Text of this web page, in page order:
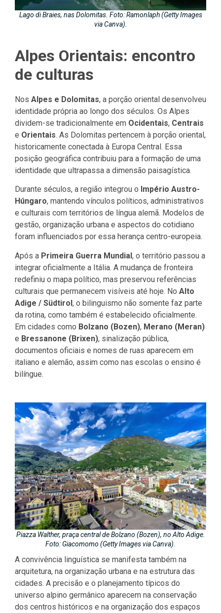
Lago di Braies, nas Dolomitas. Foto: Ramonlaph (Getty Images
via Canva).
Alpes Orientais: encontro
de culturas
Nos Alpes e Dolomitas, a porção oriental desenvolveu
identidade própria ao longo dos séculos. Os Alpes
dividem-se tradicionalmente em Ocidentais, Centrais
e Orientais. As Dolomitas pertencem à porção oriental,
historicamente conectada à Europa Central. Essa
posição geográfica contribuiu para a formação de uma
identidade que ultrapassa a dimensão paisagística.
Durante séculos, a região integrou o Império Austro-
Húngaro, mantendo vínculos políticos, administrativos
e culturais com territórios de língua alemã. Modelos de
gestão, organização urbana e aspectos do cotidiano
foram influenciados por essa herança centro-europeia.
Após a Primeira Guerra Mundial, o território passou a
integrar oficialmente a Itália. A mudança de fronteira
redefiniu o mapa político, mas preservou referências
culturais que permanecem visíveis até hoje. No Alto
Adige / Südtirol, o bilinguismo não somente faz parte
da rotina, como também é estabelecido oficialmente.
Em cidades como Bolzano (Bozen), Merano (Meran)
e Bressanone (Brixen), sinalização pública,
documentos oficiais e nomes de ruas aparecem em
italiano e alemão, assim como nas escolas o ensino é
bilíngue.
Piazza Walther, praça central de Bolzano (Bozen), no Alto Adige.
Foto: Giacomomo (Getty Images via Canva).
A convivência linguística se manifesta também na
arquitetura, na organização urbana e na estrutura das
cidades. A precisão e o planejamento típicos do
universo alpino germânico aparecem na conservação
dos centros históricos e na organização dos espaços